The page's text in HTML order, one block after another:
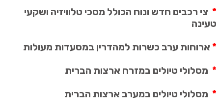
* צי רכבים חדש ונוח הכולל מסכי טלוויזיה ושקעי
טעינה
* ארוחות ערב כשרות למהדרין במסעדות מעולות
* מסלולי טיולים במזרח ארצות הברית
* מסלולי טיולים במערב ארצות הברית